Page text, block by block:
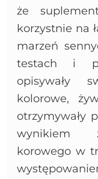
że
korzystnie na
marzeń
testach i
opisywały
kolorowe,
otrzymywały
wynikiem
korowego w